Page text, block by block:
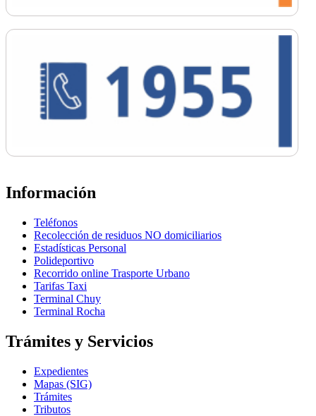
Información
Teléfonos
Recolección de residuos NO domiciliarios
Estadísticas Personal
Polideportivo
Recorrido online Trasporte Urbano
Tarifas Taxi
Terminal Chuy
Terminal Rocha
Trámites y Servicios
Expedientes
Mapas (SIG)
Trámites
Tributos